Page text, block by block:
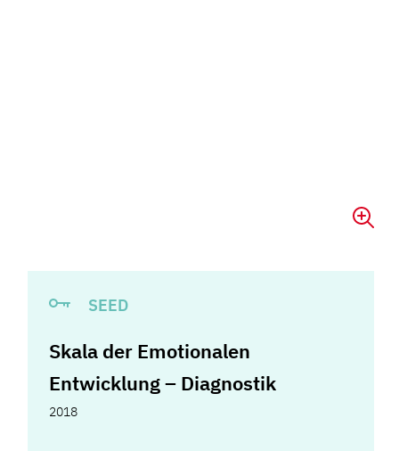
SEED
Skala der Emotionalen
Entwicklung – Diagnostik
2018